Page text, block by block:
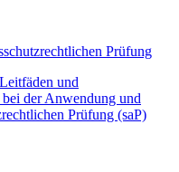
Prüfung
und
der Anwendung und
Prüfung (saP)